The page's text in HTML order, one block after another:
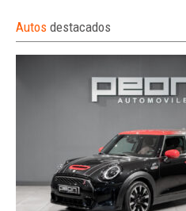
Autos destacados